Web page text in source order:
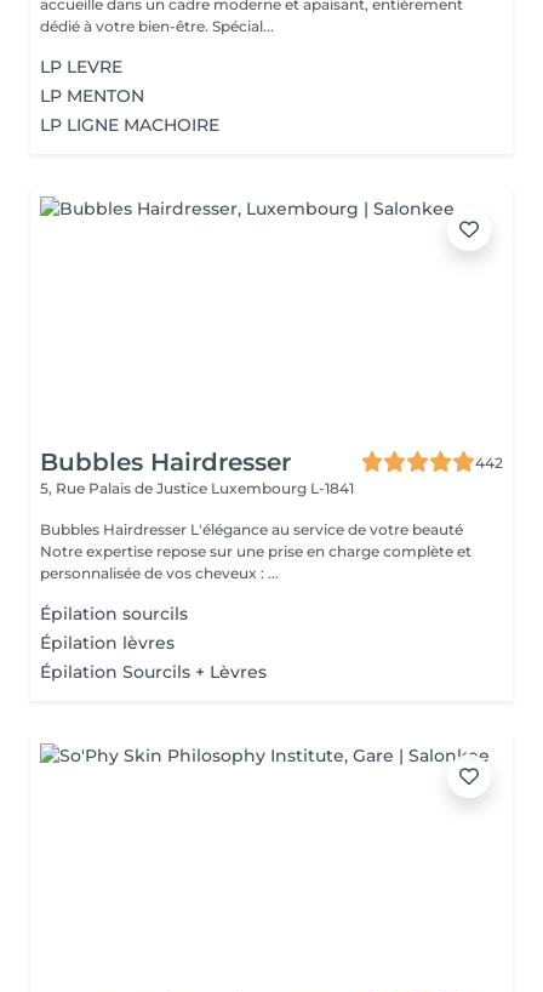
accueille dans un cadre moderne et apaisant, entièrement
dédié à votre bien-être. Spécial...
LP LEVRE
LP MENTON
LP LIGNE MACHOIRE
Bubbles Hairdresser
442
5, Rue Palais de Justice Luxembourg L-1841
Bubbles Hairdresser L'élégance au service de votre beauté
Notre expertise repose sur une prise en charge complète et
personnalisée de vos cheveux : ...
Épilation sourcils
Épilation lèvres
Épilation Sourcils + Lèvres